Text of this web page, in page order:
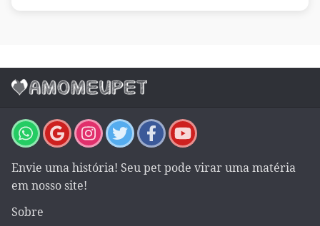
Envie uma história! Seu pet pode virar uma matéria
em nosso site!
Sobre